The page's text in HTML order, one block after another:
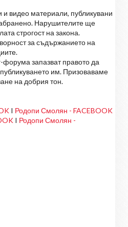
видео материали, публикувани
Нарушителите ще
строгост на закона.
за съдържанието на
запазват правото да
им. Призоваваме
на добрия тон.
I Родопи Смолян - FACEBOOK
I Родопи Смолян -